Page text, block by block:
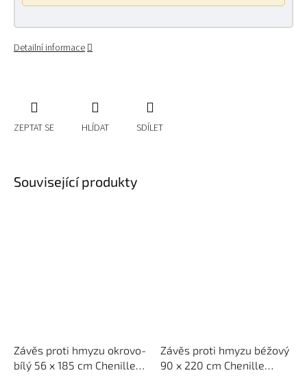
Detailní informace
ZEPTAT SE HLÍDAT SDÍLET
Související produkty
Závěs proti hmyzu okrovo-
bílý 56 x 185 cm Chenille
Závěs proti hmyzu béžový
90 x 220 cm Chenille